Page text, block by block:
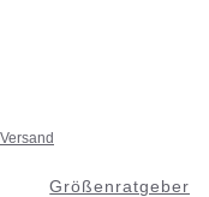
Größenratgeber